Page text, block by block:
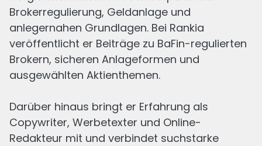
Brokerregulierung, Geldanlage und
anlegernahen Grundlagen. Bei Rankia
veröffentlicht er Beiträge zu BaFin-regulierten
Brokern, sicheren Anlageformen und
ausgewählten Aktienthemen.
Darüber hinaus bringt er Erfahrung als
Copywriter, Werbetexter und Online-
Redakteur mit und verbindet suchstarke
Die neuesten vonTim